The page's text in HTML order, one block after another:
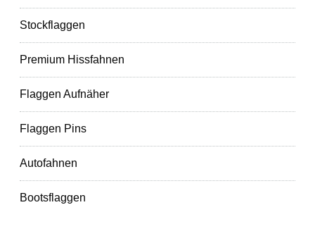
Stockflaggen
Premium Hissfahnen
Flaggen Aufnäher
Flaggen Pins
Autofahnen
Bootsflaggen